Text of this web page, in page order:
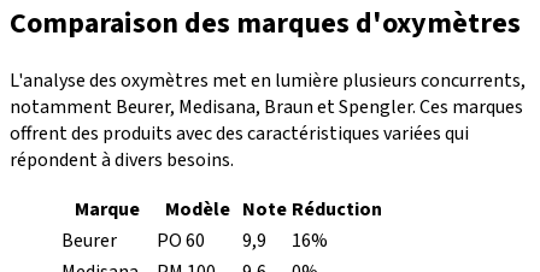
Comparaison des marques d'oxymètres
L'analyse des oxymètres met en lumière plusieurs concurrents,
notamment Beurer, Medisana, Braun et Spengler. Ces marques
offrent des produits avec des caractéristiques variées qui
répondent à divers besoins.
Marque
Modèle Note Réduction
Beurer
PO 60 9,9
16%